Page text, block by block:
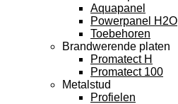
Aquapanel
Powerpanel H2O
Toebehoren
Brandwerende platen
Promatect H
Promatect 100
Metalstud
Profielen